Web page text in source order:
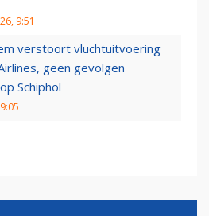
9:51
verstoort vluchtuitvoering
geen gevolgen
Schiphol